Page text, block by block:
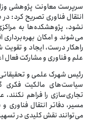
سرپرست معاونت پژوهشی
انتقال فناوری تصریح کرد:
نشود، پژوهشکده‌ها به
می‌شوند و امکان بهره‌برداری
راهکار درست، ایجاد و
علم و فناوری و مشارکت فعال
رئیس شهرک علمی و تحقیقاتی
سیاست‌های مالکیت فکری
تجاری‌سازی را فراهم نکنند،
مسیر، دفاتر انتقال فناوری و
می‌توانند نقش کلیدی در تسهیل